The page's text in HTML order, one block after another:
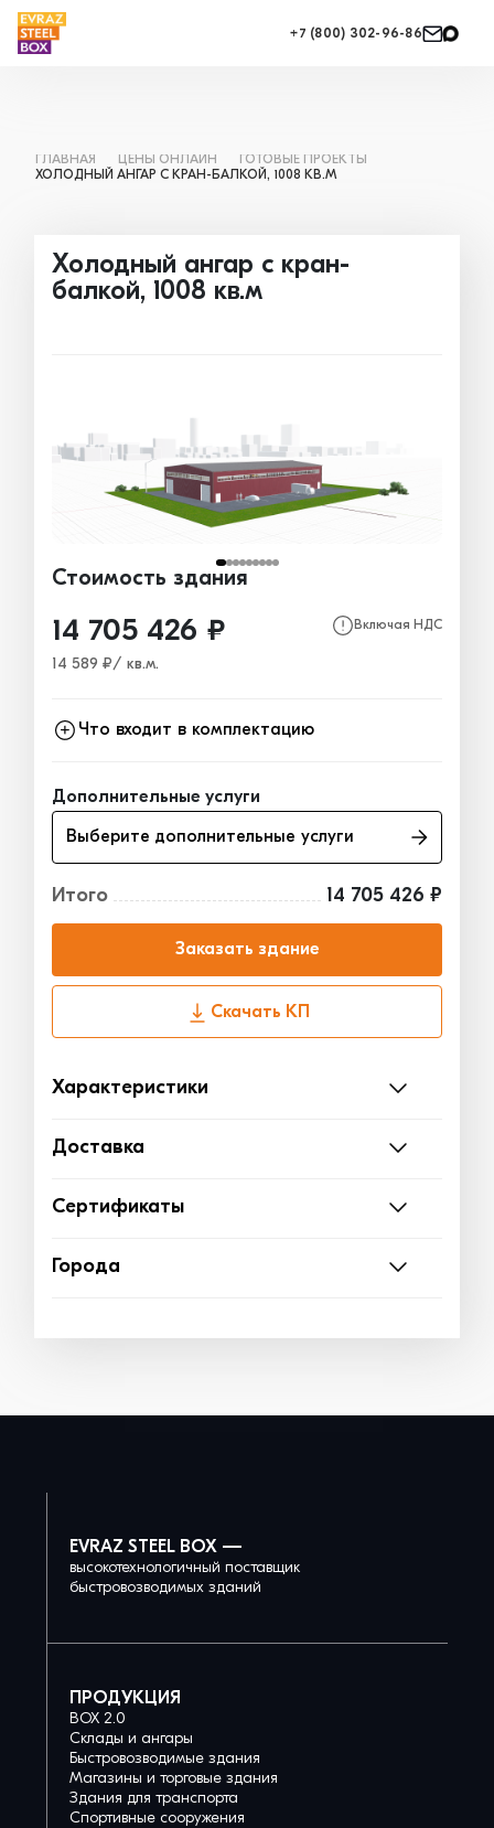
+7 (800) 302-96-86
ГЛАВНАЯ ЦЕНЫ ОНЛАЙН
ГОТОВЫЕ ПРОЕКТЫ
ХОЛОДНЫЙ АНГАР С КРАН-БАЛКОЙ, 1008 КВ.М
Холодный ангар с кран-
балкой, 1008 кв.м
Стоимость здания
14 705 426 ₽ Включая НДС
14 589 ₽/ кв.м.
Что входит в комплектацию
Ограждающие конструкции 2 814 846₽
Окна, двери, ворота 3 002 431₽
Дополнительные услуги
Выберите дополнительные услуги
Итого 14 705 426 ₽
Заказать здание
Скачать КП
Характеристики
Доставка
Сертификаты
Города
EVRAZ STEEL BOX —
высокотехнологичный поставщик
быстровозводимых зданий
ПРОДУКЦИЯ
BOX 2.0
Склады и ангары
Быстровозводимые здания
Магазины и торговые здания
Здания для транспорта
Спортивные сооружения